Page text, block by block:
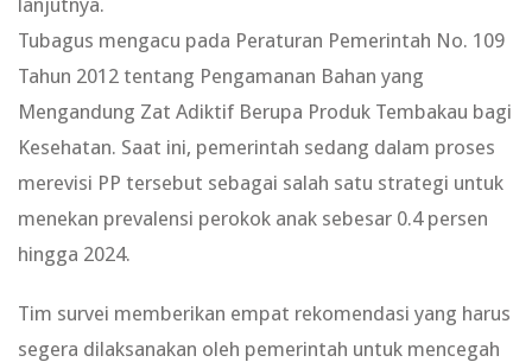
Tubagus mengacu pada Peraturan Pemerintah No. 109
Tahun 2012 tentang Pengamanan Bahan yang
Mengandung Zat Adiktif Berupa Produk Tembakau bagi
Kesehatan. Saat ini, pemerintah sedang dalam proses
merevisi PP tersebut sebagai salah satu strategi untuk
menekan prevalensi perokok anak sebesar 0.4 persen
hingga 2024.
Tim survei memberikan empat rekomendasi yang harus
segera dilaksanakan oleh pemerintah untuk mencegah